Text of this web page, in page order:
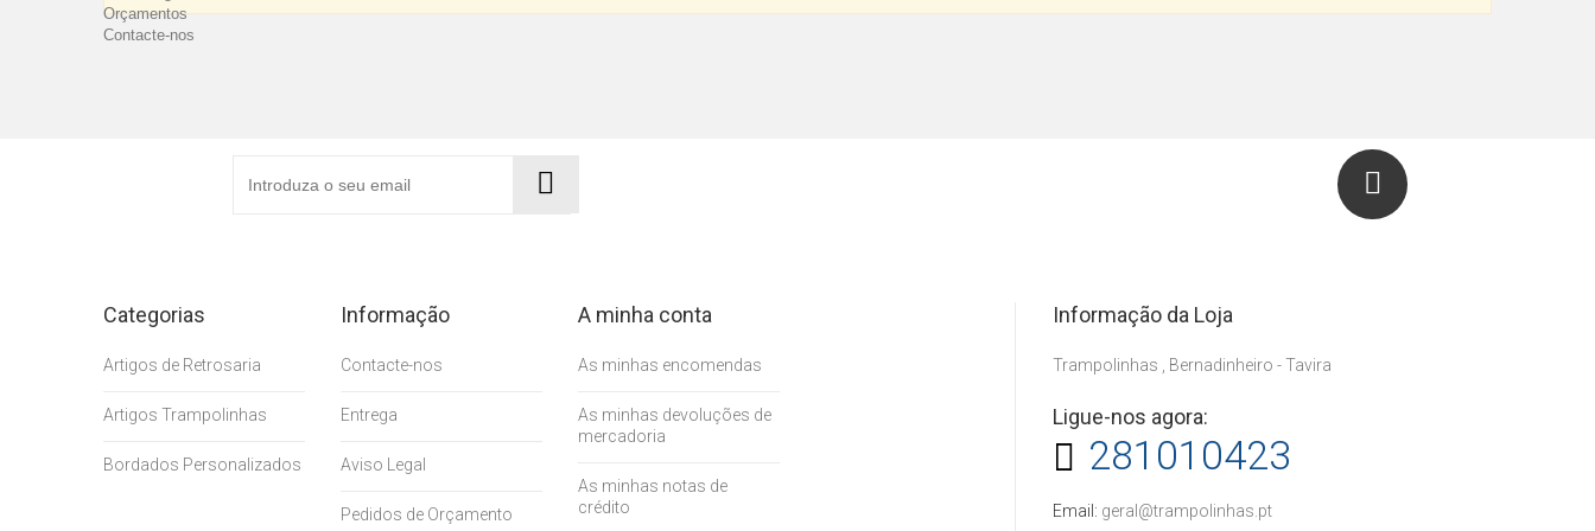
Orçamentos
Contacte-nos
Categorias
Artigos de Retrosaria
Artigos Trampolinhas
Bordados Personalizados
Informação
Contacte-nos
Entrega
Aviso Legal
Pedidos de Orçamento
A minha conta
As minhas encomendas
As minhas devoluções de
mercadoria
As minhas notas de
crédito
Informação da Loja
Trampolinhas , Bernadinheiro - Tavira
Ligue-nos agora:
281010423
Email: geral@trampolinhas.pt